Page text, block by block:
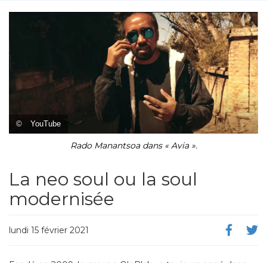
© YouTube
Rado Manantsoa dans « Avia ».
La neo soul ou la soul
modernisée
lundi 15 février 2021